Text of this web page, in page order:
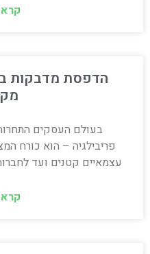
הדפסת מדבקות
בעולם העסקים
פריבילגיה – הוא כורח
עצמאיים קטנים ועד